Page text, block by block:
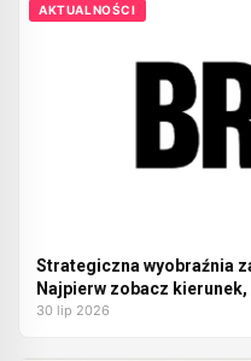
AKTUALNOŚCI
Strategiczna wyobraźnia
Najpierw zobacz
30 lip 2026